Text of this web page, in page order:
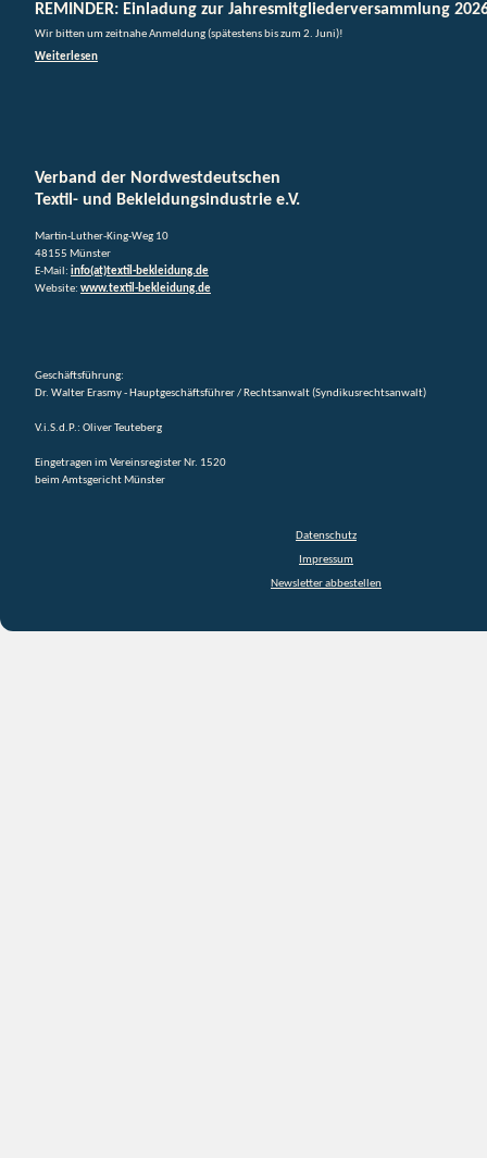
REMINDER: Einladung zur Jahresmitgliederversammlung
Wir bitten um zeitnahe Anmeldung (spätestens bis zum 2. Juni)!
Weiterlesen
Verband der Nordwestdeutschen
Textil- und Bekleidungsindustrie e.V.
Martin-Luther-King-Weg 10
48155 Münster
E-Mail: info(at)textil-bekleidung.de
Website: www.textil-bekleidung.de
Geschäftsführung:
Dr. Walter Erasmy - Hauptgeschäftsführer / Rechtsanwalt (Syndikusrechtsanwalt)
V.i.S.d.P.: Oliver Teuteberg
Eingetragen im Vereinsregister Nr. 1520
beim Amtsgericht Münster
Datenschutz
Impressum
Newsletter abbestellen